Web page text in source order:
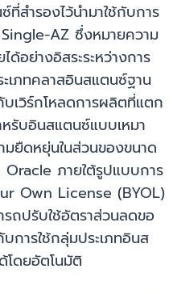
สำรองไว้นำมาใช้กับการ
AZ ซึ่งหมายความ
ด้อย่างอิสระระหว่างการ
เภทคลาสอินสแตนซ์ฐาน
บเวิร์กโหลดการผลิตที่แตก
รับอินสแตนซ์แบบเหมา
ยืดหยุ่นในส่วนของขนาด
ภายใต้รูปแบบการ
Own License (BYOL)
รถปรับใช้อัตราส่วนลดขอ
การใช้กลุ่มประเภทอินส
โดยอัตโนมัติ